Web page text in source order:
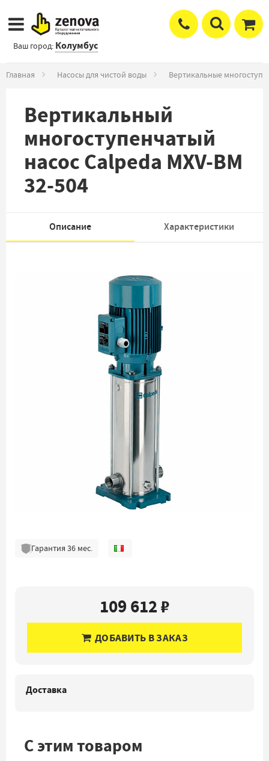
Ваш город: Колумбус
Главная Насосы для чистой воды Вертикальные
Вертикальный
многоступенчатый
насос Calpeda MXV-BM
32-504
Описание Характеристики
Гарантия 36мес.
109 612 ₽
ДОБАВИТЬ В ЗАКАЗ
Доставка
С этим товаром